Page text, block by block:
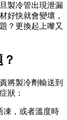
製冷管出現泄漏
好快就會變壞，
？更換起上嚟又
將製冷劑輸送到
狀：
凍，或者溫度時